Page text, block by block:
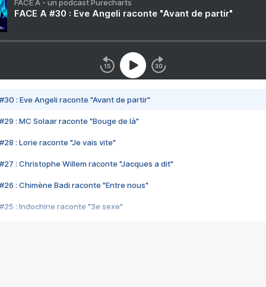
FACE A - un podcast Purecharts
FACE A #30 : Eve Angeli raconte "Avant de partir"
#30 : Eve Angeli raconte "Avant de partir"
#29 : MC Solaar raconte "Bouge de là"
#28 : Lorie raconte "Je vais vite"
#27 : Christophe Willem raconte "Jacques a dit"
#26 : Chimène Badi raconte "Entre nous"
#25 : Indochine raconte "3e sexe"